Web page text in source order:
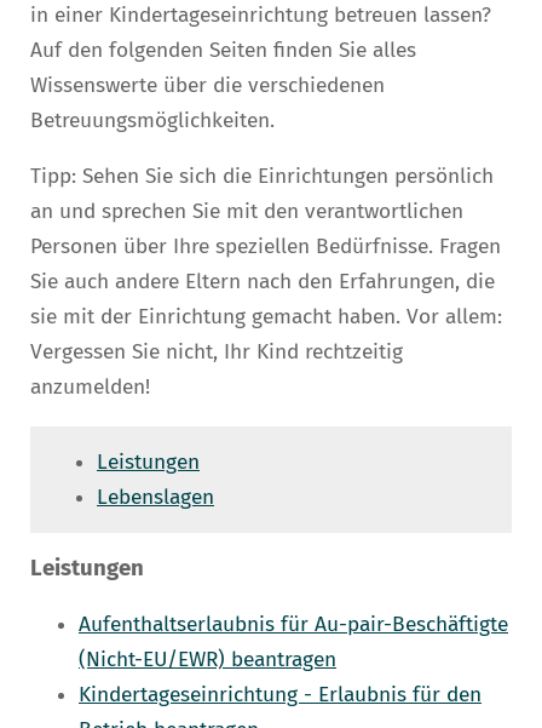
in einer Kindertageseinrichtung betreuen lassen?
Auf den folgenden Seiten finden Sie alles
Wissenswerte über die verschiedenen
Betreuungsmöglichkeiten.
Tipp: Sehen Sie sich die Einrichtungen persönlich
an und sprechen Sie mit den verantwortlichen
Personen über Ihre speziellen Bedürfnisse. Fragen
Sie auch andere Eltern nach den Erfahrungen, die
sie mit der Einrichtung gemacht haben. Vor allem:
Vergessen Sie nicht, Ihr Kind rechtzeitig
anzumelden!
Leistungen
Lebenslagen
Leistungen
Aufenthaltserlaubnis für Au-pair-Beschäftigte
(Nicht-EU/EWR) beantragen
Kindertageseinrichtung - Erlaubnis für den